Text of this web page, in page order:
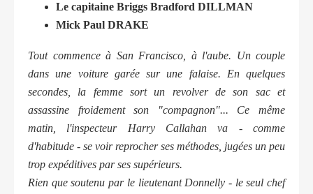
Le capitaine Briggs Bradford DILLMAN
Mick Paul DRAKE
Tout commence à San Francisco, à l'aube. Un couple
dans une voiture garée sur une falaise. En quelques
secondes, la femme sort un revolver de son sac et
assassine froidement son "compagnon"... Ce même
matin, l'inspecteur Harry Callahan va - comme
d'habitude - se voir reprocher ses méthodes, jugées un peu
trop expéditives par ses supérieurs.
Rien que soutenu par le lieutenant Donnelly - le seul chef